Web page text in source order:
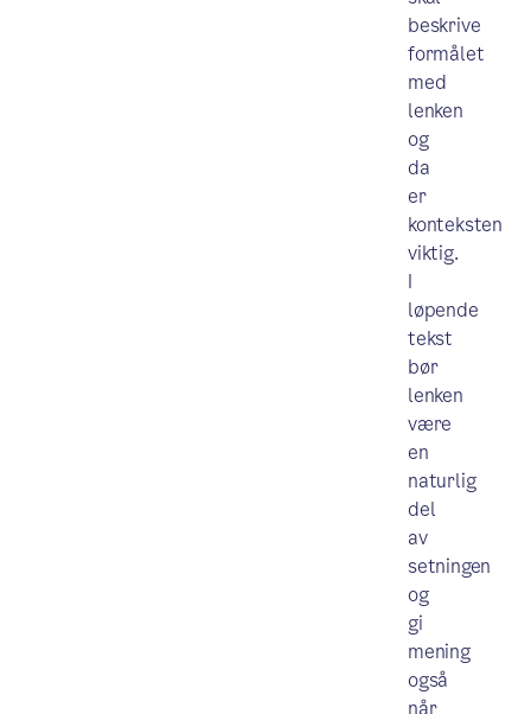
beskrive
formålet
med
lenken
og
da
er
konteksten
viktig.
I
løpende
tekst
bør
lenken
være
en
naturlig
del
av
setningen
og
gi
mening
også